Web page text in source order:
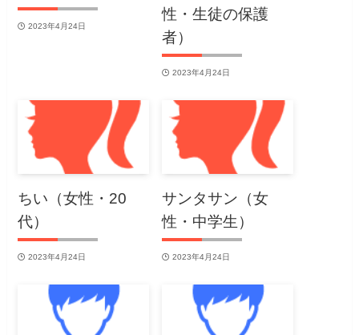
2023年4月24日
性・生徒の保護
者）
2023年4月24日
ちい（女性・20
代）
2023年4月24日
サンタサン（女
性・中学生）
2023年4月24日